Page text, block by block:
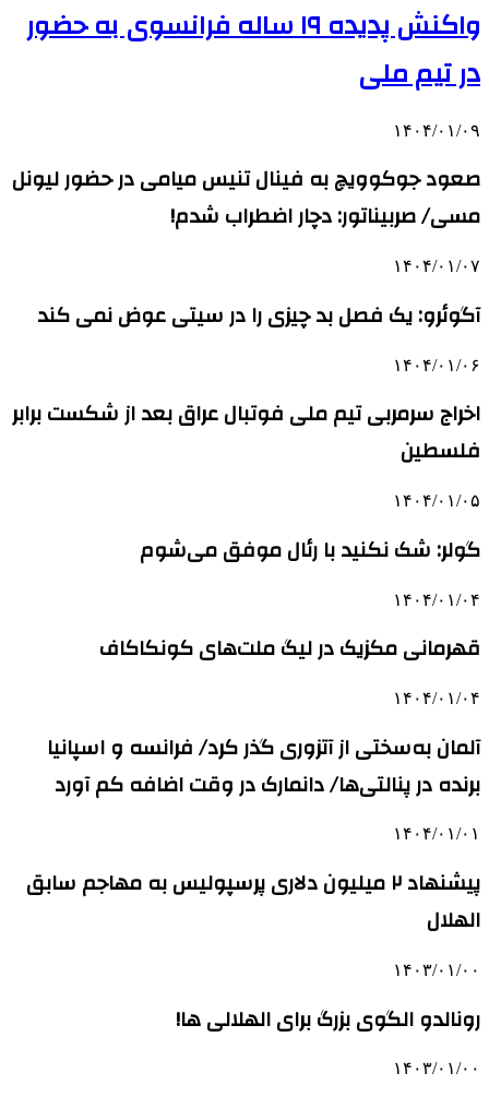
واکنش پدیده ۱۹ ساله فرانسوی به حضور
در تیم ملی
۱۴۰۴/۰۱/۰۹
صعود جوکوویچ به فینال تنیس میامی در حضور لیونل
مسی/ صربیناتور: دچار اضطراب شدم!
۱۴۰۴/۰۱/۰۷
آگوئرو: یک فصل بد چیزی را در سیتی عوض نمی کند
۱۴۰۴/۰۱/۰۶
اخراج سرمربی تیم ملی فوتبال عراق بعد از شکست برابر
فلسطین
۱۴۰۴/۰۱/۰۵
گولر: شک نکنید با رئال موفق می‌شوم
۱۴۰۴/۰۱/۰۴
قهرمانی مکزیک در لیگ ملت‌های کونکاکاف
۱۴۰۴/۰۱/۰۴
آلمان به‌سختی از آتزوری گذر کرد/ فرانسه و اسپانیا
برنده در پنالتی‌ها/ دانمارک در وقت‌ اضافه کم آورد
۱۴۰۴/۰۱/۰۱
پیشنهاد ۲ میلیون دلاری پرسپولیس به مهاجم سابق
الهلال
۱۴۰۳/۰۱/۰۰
رونالدو الگوی بزرگ برای الهلالی ها!
۱۴۰۳/۰۱/۰۰